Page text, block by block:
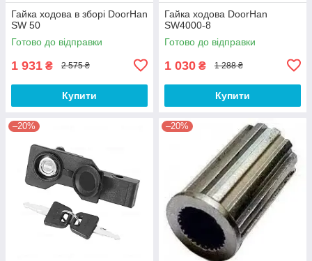
Гайка ходова в зборі DoorHan
SW 50
Готово до відправки
1 931 ₴ 2 575 ₴
Купити
Гайка ходова DoorHan
SW4000-8
Готово до відправки
1 030 ₴ 1 288 ₴
Купити
–20% –20%